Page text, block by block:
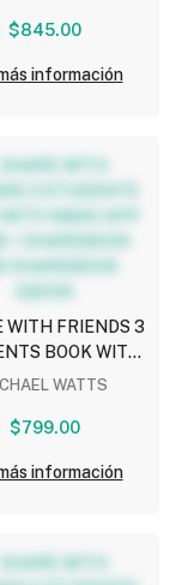
EBOOK
$845.00
información
WITH FRIENDS 3
BOOK WITH
APP + DSB +
EBOOK
WATTS
$799.00
información